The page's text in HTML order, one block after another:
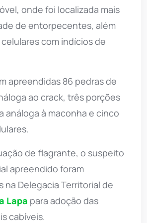
onde foi localizada mais
de entorpecentes, além
com indícios de
apreendidas 86 pedras de
ao crack, três porções
análoga à maconha e cinco
de flagrante, o suspeito
apreendido foram
na Delegacia Territorial de
Lapa para adoção das
cabíveis.